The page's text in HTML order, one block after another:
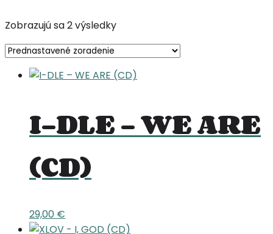
Zobrazujú sa 2 výsledky
I-DLE – WE ARE
(CD)
29,00 €